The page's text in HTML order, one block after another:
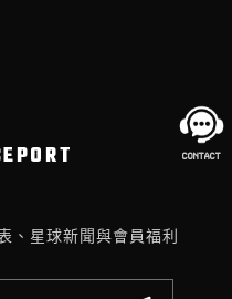
、星球新聞與會員福利